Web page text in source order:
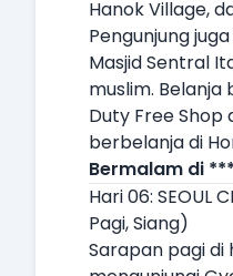
Hanok Village,
Pengunjung
Masjid Sentral
muslim.
Duty Free
berbelanja di
Bermalam di
Hari 06: SEOUL
Pagi, Siang)
Sarapan pagi di